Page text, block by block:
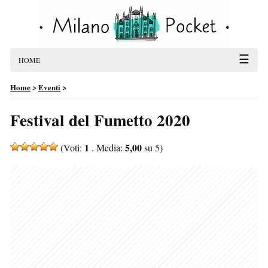
HOME ☰
Home>Eventi>
Festival del Fumetto 2020
(Voti: 1 . Media: 5,00su 5)